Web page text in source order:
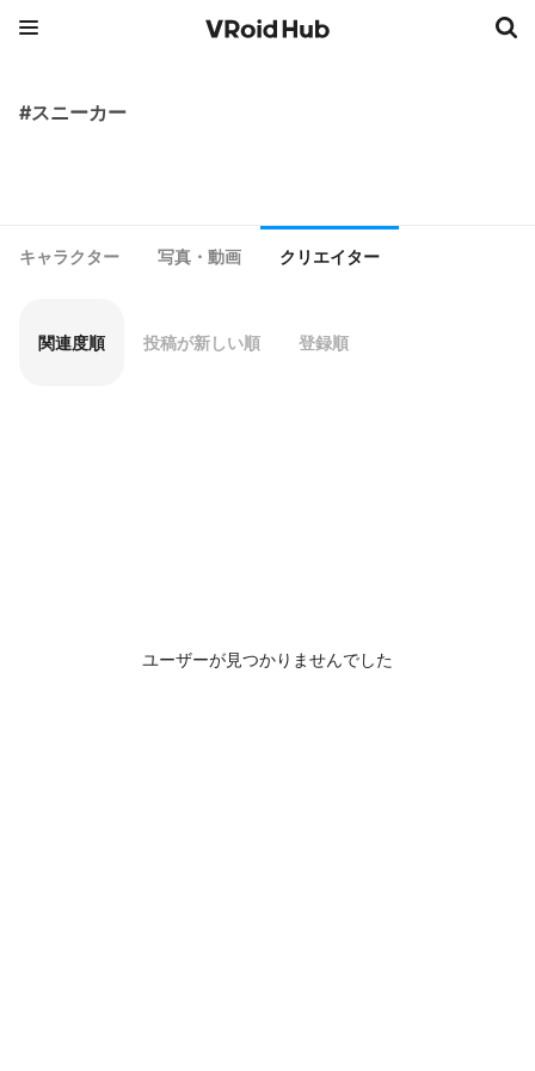
#スニーカー
キャラクター 写真・動画 クリエイター
関連度順 投稿が新しい順 登録順
ユーザーが見つかりませんでした